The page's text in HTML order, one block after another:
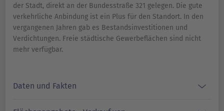
der Stadt, direkt an der Bundesstraße 321 gelegen. Die gute
verkehrliche Anbindung ist ein Plus für den Standort. In den
vergangenen Jahren gab es Bestandsinvestitionen und
Verdichtungen. Freie städtische Gewerbeflächen sind nicht
mehr verfügbar.
Daten und Fakten